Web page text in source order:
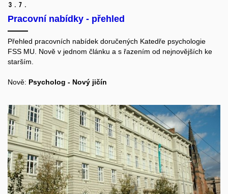
3. 7.
Pracovní nabídky - přehled
Přehled pracovních nabídek doručených Katedře psychologie
FSS MU. Nově v jednom článku a s řazením od nejnovějších ke
starším.
Nově: Psycholog - Nový jičín